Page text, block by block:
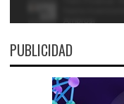
PUBLICIDAD